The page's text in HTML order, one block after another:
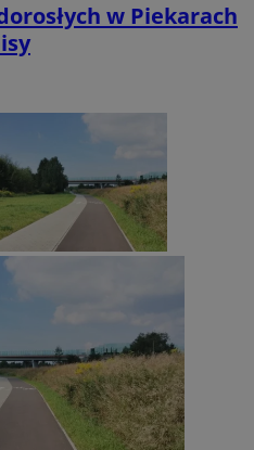
w Piekarach